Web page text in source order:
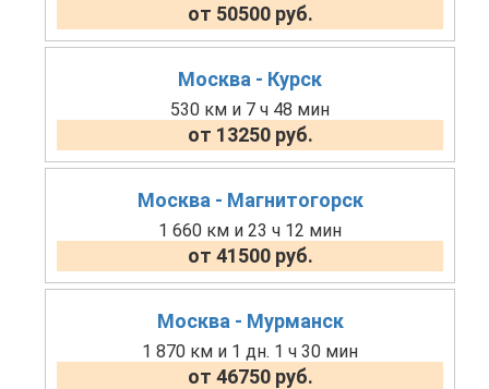
от 50500 руб.
Москва - Курск
530 км и 7 ч 48 мин
от 13250 руб.
Москва - Магнитогорск
1 660 км и 23 ч 12 мин
от 41500 руб.
Москва - Мурманск
1 870 км и 1 дн. 1 ч 30 мин
от 46750 руб.